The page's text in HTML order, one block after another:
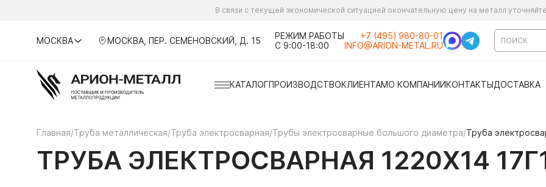
В связи с текущей экономической ситуацией окончательную цену на металл
МОСКВА МОСКВА, ПЕР. СЕМЁНОВСКИЙ, Д. 15
РЕЖИМ РАБОТЫ
С 9:00-18:00
+7 (495) 980-80-01
INFO@ARION-METAL.RU
КАТАЛОГПРОИЗВОДСТВОКЛИЕНТАМО КОМПАНИИКОНТАКТЫДОСТАВКА
Главная/Труба металлическая/Труба электросварная/Трубы электросварные большого диаметра/Труба
ТРУБА ЭЛЕКТРОСВАРНАЯ 1220Х14